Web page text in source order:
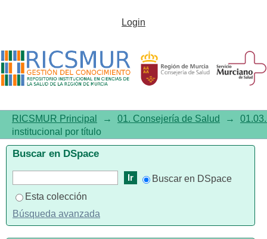
Listar 01.03. Documentación
Login
RICSMUR Principal → 01. Consejería de Salud →
institucional por título
Buscar en DSpace
Buscar en DSpace
Esta colección
Búsqueda avanzada